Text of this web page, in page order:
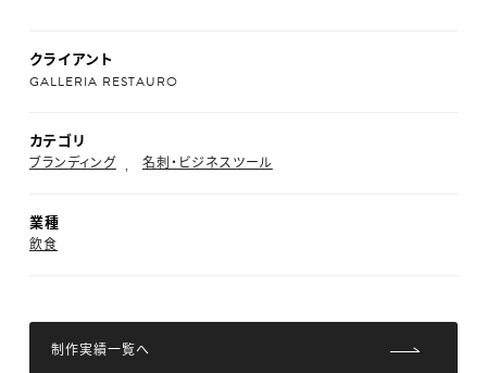
クライアント
GALLERIA RESTAURO
カテゴリ
ブランディング 名刺・ビジネスツール
業種
飲食
制作実績一覧へ